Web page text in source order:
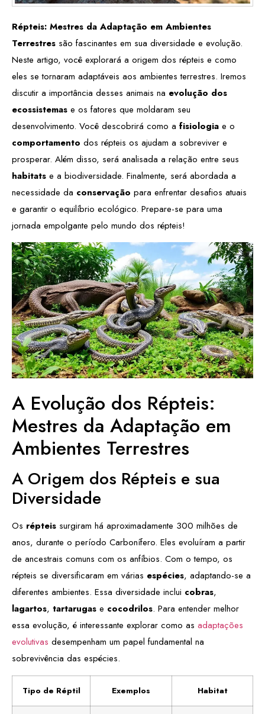
Répteis: Mestres da Adaptação em Ambientes
Terrestres são fascinantes em sua diversidade e evolução.
Neste artigo, você explorará a origem dos répteis e como
eles se tornaram adaptáveis aos ambientes terrestres. Iremos
discutir a importância desses animais na evolução dos
ecossistemas e os fatores que moldaram seu
desenvolvimento. Você descobrirá como a fisiologia e o
comportamento dos répteis os ajudam a sobreviver e
prosperar. Além disso, será analisada a relação entre seus
habitats e a biodiversidade. Finalmente, será abordada a
necessidade da conservação para enfrentar desafios atuais
e garantir o equilíbrio ecológico. Prepare-se para uma
jornada empolgante pelo mundo dos répteis!
A Evolução dos Répteis:
Mestres da Adaptação em
Ambientes Terrestres
A Origem dos Répteis e sua
Diversidade
Os répteis surgiram há aproximadamente 300 milhões de
anos, durante o período Carbonífero. Eles evoluíram a partir
de ancestrais comuns com os anfíbios. Com o tempo, os
répteis se diversificaram em várias espécies, adaptando-se a
diferentes ambientes. Essa diversidade inclui cobras,
lagartos, tartarugas e cocodrilos. Para entender melhor
essa evolução, é interessante explorar como as adaptações
evolutivas desempenham um papel fundamental na
sobrevivência das espécies.
Tipo de Réptil Exemplos Habitat